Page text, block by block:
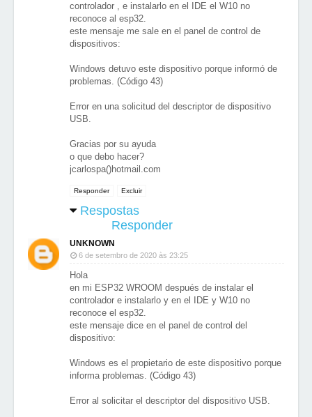
controlador , e instalarlo en el IDE el W10 no
reconoce al esp32.
este mensaje me sale en el panel de control de
dispositivos:
Windows detuvo este dispositivo porque informó de
problemas. (Código 43)
Error en una solicitud del descriptor de dispositivo
USB.
Gracias por su ayuda
o que debo hacer?
jcarlospa()hotmail.com
Responder Excluir
Respostas
Responder
UNKNOWN
6 de setembro de 2020 às 23:25
Hola
en mi ESP32 WROOM después de instalar el
controlador e instalarlo y en el IDE y W10 no
reconoce el esp32.
este mensaje dice en el panel de control del
dispositivo:
Windows es el propietario de este dispositivo porque
informa problemas. (Código 43)
Error al solicitar el descriptor del dispositivo USB.